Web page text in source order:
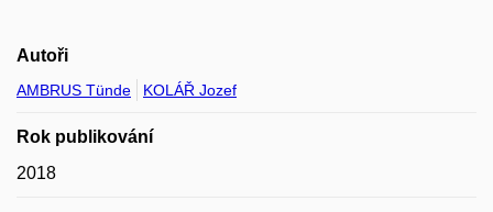
Autoři
AMBRUS Tünde KOLÁŘ Jozef
Rok publikování
2018